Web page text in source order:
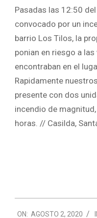
Pasadas las 12:50
convocado por un
barrio Los Tilos, la
ponian en riesgo a
encontraban en el
Rapidamente
presente con dos
incendio de
horas. // Casilda,
08-
ON: AGOSTO 2, 2020